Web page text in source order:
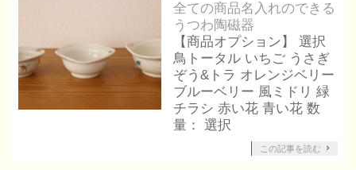
全ての商品名入れのできる
うつわ陶磁器
【商品オプション】 選択
鳥トータル いちご うさぎ
ぞう&トラ オレンジベリー
ブルーベリー 風ミドリ 緑
チラシ 赤い花 青い花 数
量： 選択
この記事を読む